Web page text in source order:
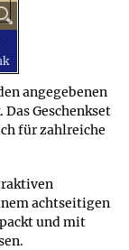
angegebenen
Geschenkset
für zahlreiche
achtseitigen
und mit